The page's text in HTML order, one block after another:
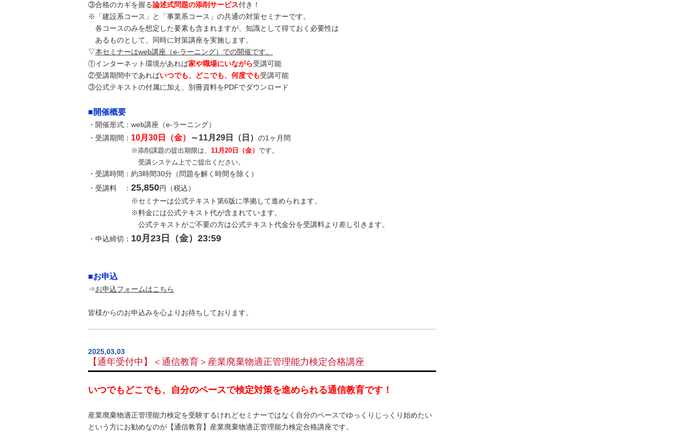
③合格のカギを握る論述式問題の添削サービス付き！
※「建設系コース」と「事業系コース」の共通の対策セミナーです。
各コースのみを想定した要素も含まれますが、知識として得ておく必要性は
あるものとして、同時に対策講座を実施します。
▽本セミナーはweb講座（e-ラーニング）での開催です。
①インターネット環境があれば家や職場にいながら受講可能
②受講期間中であればいつでも、どこでも、何度でも受講可能
③公式テキストの付属に加え、別冊資料をPDFでダウンロード
■開催概要
・開催形式：web講座（e-ラーニング）
・受講期間： 10月30日（金） ～11月29日（日） の1ヶ月間
※添削課題の提出期限は、 11月20日（金） です。
受講システム上でご提出ください。
・受講時間：約3時間30分（問題を解く時間を除く）
・受講料 ： 25,850円（税込）
※セミナーは公式テキスト第6版に準拠して進められます。
※料金には公式テキスト代が含まれています。
公式テキストがご不要の方は公式テキスト代金分を受講料より差し引きます。
・申込締切： 10月23日（金）23:59
■お申込
⇒お申込フォームはこちら
皆様からのお申込みを心よりお待ちしております。
2025,03,03
【通年受付中】＜通信教育＞産業廃棄物適正管理能力検定合格講座
いつでもどこでも、自分のペースで検定対策を進められる通信教育です！
産業廃棄物適正管理能力検定を受験するけれどセミナーではなく自分のペースでゆっくりじっくり始めたい
という方にお勧めなのが【通信教育】産業廃棄物適正管理能力検定合格講座です。